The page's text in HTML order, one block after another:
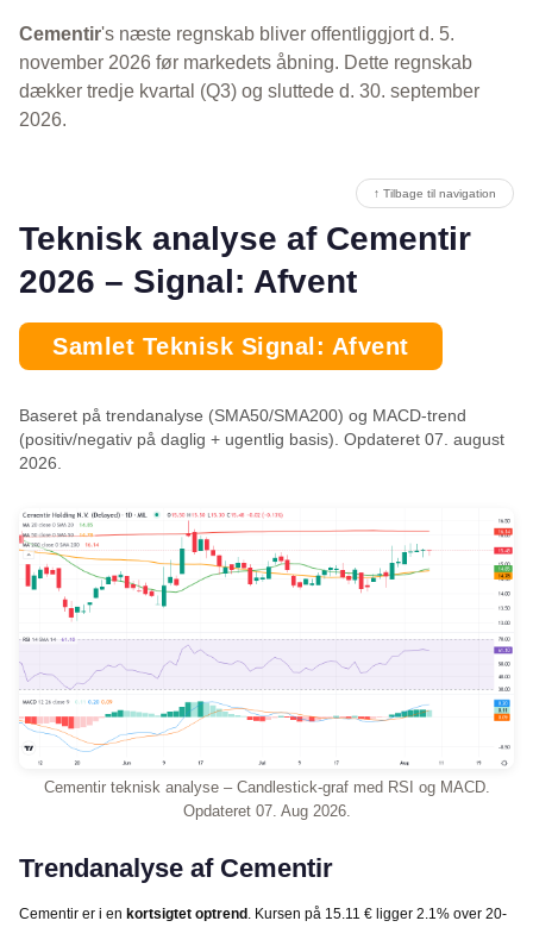
Cementir's næste regnskab bliver offentliggjort d. 5.
november 2026 før markedets åbning. Dette regnskab
dækker tredje kvartal (Q3) og sluttede d. 30. september
2026.
↑ Tilbage til navigation
Teknisk analyse af Cementir
2026 – Signal: Afvent
Samlet Teknisk Signal: Afvent
Baseret på trendanalyse (SMA50/SMA200) og MACD-trend
(positiv/negativ på daglig + ugentlig basis). Opdateret 07. august
2026.
Cementir teknisk analyse – Candlestick-graf med RSI og MACD.
Opdateret 07. Aug 2026.
Trendanalyse af Cementir
Cementir er i en kortsigtet optrend . Kursen på 15.11 € ligger 2.1% over 20-